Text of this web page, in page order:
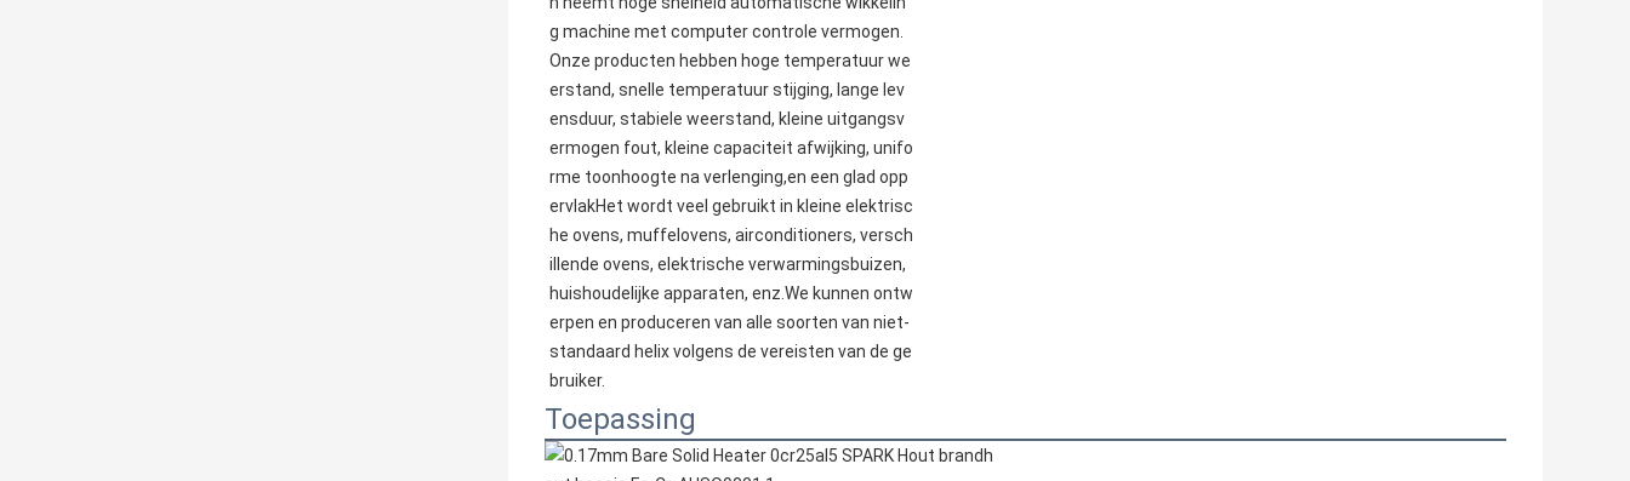
g machine met computer controle vermogen.
Onze producten hebben hoge temperatuur we
erstand, snelle temperatuur stijging, lange lev
ensduur, stabiele weerstand, kleine uitgangsv
ermogen fout, kleine capaciteit afwijking, unifo
rme toonhoogte na verlenging,en een glad opp
ervlakHet wordt veel gebruikt in kleine elektrisc
he ovens, muffelovens, airconditioners, versch
illende ovens, elektrische verwarmingsbuizen,
huishoudelijke apparaten, enz.We kunnen ontw
erpen en produceren van alle soorten van niet-
standaard helix volgens de vereisten van de ge
bruiker.
Toepassing